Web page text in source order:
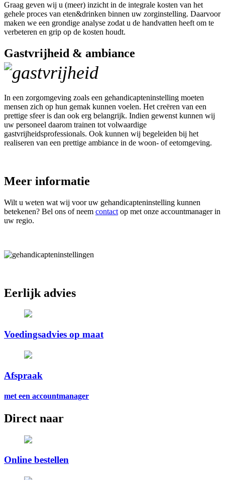
Graag geven wij u (meer) inzicht in de integrale kosten van het
gehele proces van eten&drinken binnen uw zorginstelling. Daarvoor
maken we een grondige analyse zodat u de handvatten heeft om te
verbeteren en grip op de kosten houdt.
Gastvrijheid & ambiance
In een zorgomgeving zoals een gehandicapteninstelling moeten
mensen zich op hun gemak kunnen voelen. Het creëren van een
prettige sfeer is dan ook erg belangrijk. Indien gewenst kunnen wij
uw personeel daarom trainen tot volwaardige
gastvrijheidsprofessionals. Ook kunnen wij begeleiden bij het
realiseren van een prettige ambiance in de woon- of eetomgeving.
Meer informatie
Wilt u weten wat wij voor uw gehandicapteninstelling kunnen
betekenen? Bel ons of neem contact op met onze accountmanager in
uw regio.
Eerlijk advies
Voedingsadvies op maat
Afspraak
met een accountmanager
Direct naar
Online bestellen